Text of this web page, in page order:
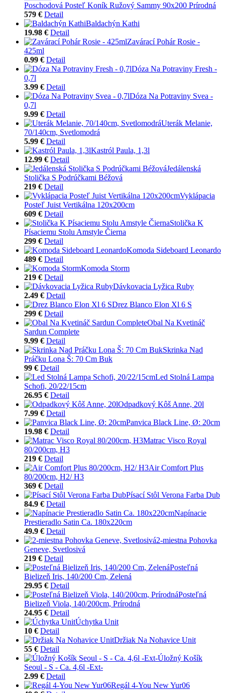
Poschodová Posteľ Koník Ružový Sammy 90x200 Prírodná
579 € Detail
Baldachýn Kathi
19.98 € Detail
Zavárací Pohár Rosie -
425ml
0.99 € Detail
Dóza Na Potraviny Fresh -
0,7l
3.99 € Detail
Dóza Na Potraviny Svea -
0,7l
9.99 € Detail
Uterák Melanie,
70/140cm, Svetlomodrá
5.99 € Detail
Kastról Paula, 1,3l
12.99 € Detail
Jedálenská
Stolička S Podrúčkami Béžová
219 € Detail
Vyklápacia
Posteľ Juist Vertikálna 120x200cm
609 € Detail
Stolička K
Písaciemu Stolu Amstyle Čierna
299 € Detail
Komoda Sideboard Leonardo
489 € Detail
Komoda Storm
219 € Detail
Dávkovacia Lyžica Ruby
2.49 € Detail
Drez Blanco Elon Xl 6 S
299 € Detail
Obal Na Kvetináč
Sardun Complete
9.99 € Detail
Skrinka Nad
Práčku Lona Š: 70 Cm Buk
99 € Detail
Led Stolná Lampa
Schofi, 20/22/15cm
26.95 € Detail
Odpadkový Kôš Anne, 20l
7.99 € Detail
Panvica Black Line, Ø: 20cm
19.98 € Detail
Matrac Visco Royal
80/200cm, H3
219 € Detail
Air Comfort Plus
80/200cm, H2/ H3
369 € Detail
Písací Stôl Verona Farba Dub
84.9 € Detail
Napínacie
Prestieradlo Satin Ca. 180x220cm
49.9 € Detail
2-miestna Pohovka
Geneve, Svetlosivá
219 € Detail
Posteľná
Bielizeň Iris, 140/200 Cm, Zelená
29.95 € Detail
Posteľná
Bielizeň Viola, 140/200cm, Prírodná
24.95 € Detail
Úchytka Unit
10 € Detail
Držiak Na Nohavice Unit
55 € Detail
Úložný Košík
Seoul - S - Ca. 4,6l -Ext-
2.99 € Detail
Regál 4-You New Yur06